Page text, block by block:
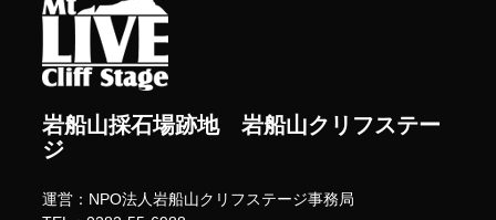
岩船山採石場跡地 岩船山クリフステー
ジ
運営：NPO法人岩船山クリフステージ事務局